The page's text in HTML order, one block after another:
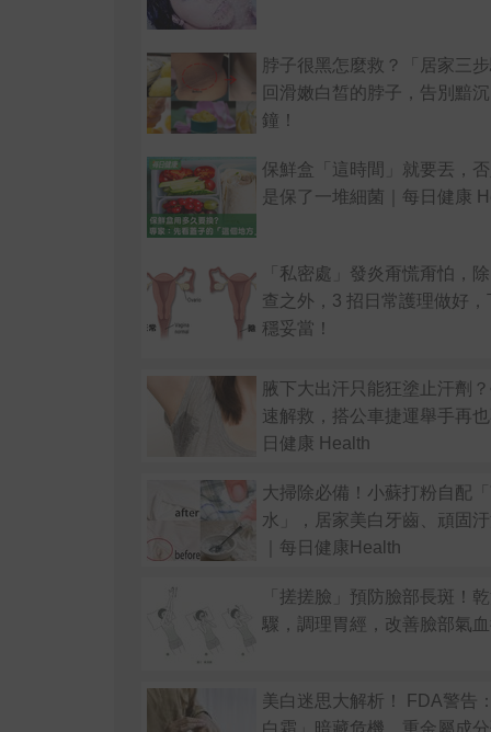
脖子很黑怎麼救？「居家三
回滑嫩白皙的脖子，告別黯
鐘！
保鮮盒「這時間」就要丟，
是保了一堆細菌｜每日健康
「私密處」發炎甭慌甭怕，
查之外，3 招日常護理做好
穩妥當！
腋下大出汗只能狂塗止汗劑
速解救，搭公車捷運舉手再
日健康 Health
大掃除必備！小蘇打粉自配
水」，居家美白牙齒、頑固
｜每日健康Health
「搓搓臉」預防臉部長斑！
驟，調理胃經，改善臉部氣
美白迷思大解析！ FDA警告
白霜」暗藏危機 重金屬成